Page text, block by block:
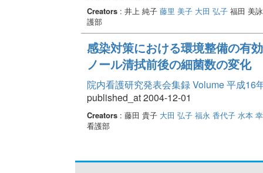
Creators: 井上 純子 藤里 美子 大田 弘子福田 美
護部
感染対策における環境整備の有
ノール清拭前後の細菌数の変化
院内看護研究発表会集録 Volume 平成16
published_at 2004-12-01
Creators: 藤田 貴子 大田 弘子 福永 香代子 水本
看護部